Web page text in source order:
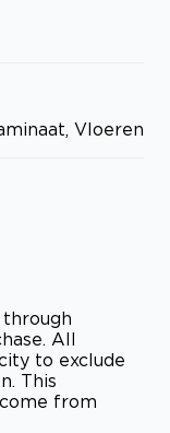
Vloeren
All
to exclude
This
from